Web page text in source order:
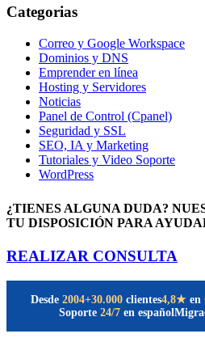
Categorias
Correo y Google Workspace
Dominios y DNS
Emprender en línea
Hosting y Servidores
Noticias
Panel de Control (Cpanel)
Seguridad y SSL
SEO, IA y Marketing
Tutoriales y Video Soporte
WordPress
¿TIENES ALGUNA DUDA?
TU DISPOSICIÓN PARA
REALIZAR CONSULTA
Desde 2004+30.000 clientes4,8★ en
Soporte 24/7 en español